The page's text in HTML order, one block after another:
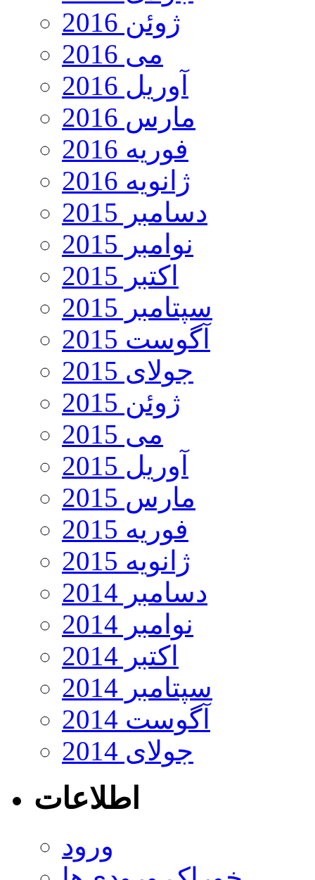
ژوئن 2016
می 2016
آوریل 2016
مارس 2016
فوریه 2016
ژانویه 2016
دسامبر 2015
نوامبر 2015
اکتبر 2015
سپتامبر 2015
آگوست 2015
جولای 2015
ژوئن 2015
می 2015
آوریل 2015
مارس 2015
فوریه 2015
ژانویه 2015
دسامبر 2014
نوامبر 2014
اکتبر 2014
سپتامبر 2014
آگوست 2014
جولای 2014
اطلاعات
ورود